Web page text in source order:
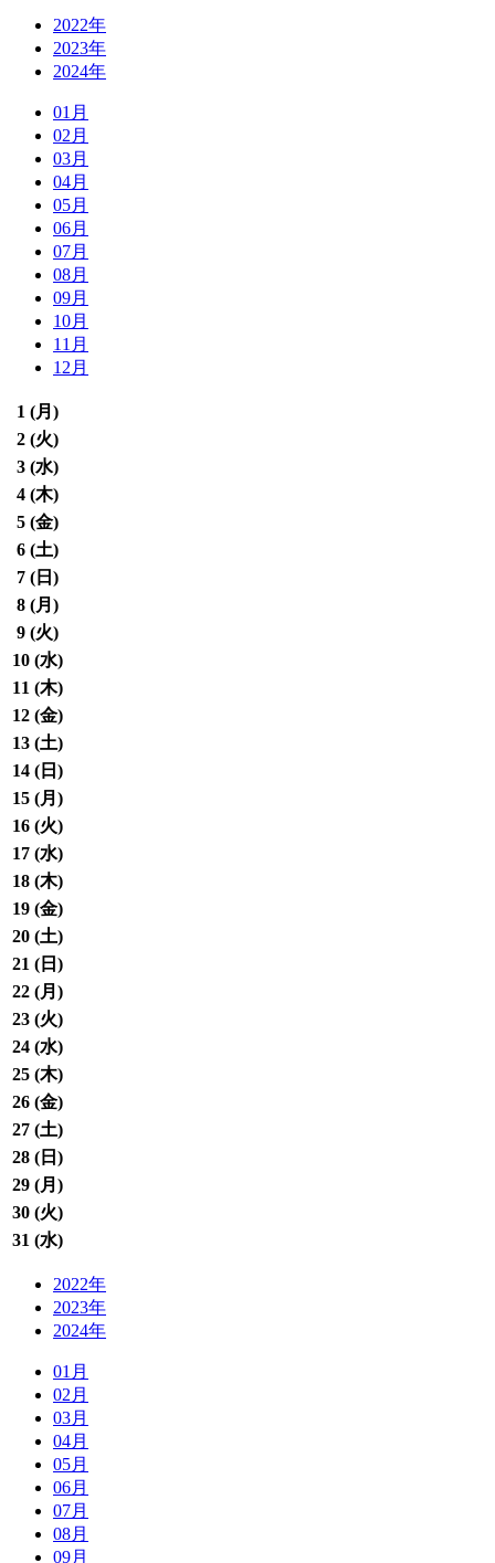
2022年
2023年
2024年
01月
02月
03月
04月
05月
06月
07月
08月
09月
10月
11月
12月
1 (月 )
2 (火)
3 (水)
4 (木)
5 (金)
6 (土)
7 ( 日 )
8 (月 )
9 (火)
10 (水)
11 (木)
12 (金)
13 (土)
14 ( 日 )
15 (月 )
16 (火)
17 (水)
18 (木)
19 (金)
20 (土)
21 ( 日 )
22 (月 )
23 (火)
24 (水)
25 (木)
26 (金)
27 (土)
28 ( 日 )
29 (月 )
30 (火)
31 (水)
2022年
2023年
2024年
01月
02月
03月
04月
05月
06月
07月
08月
09月